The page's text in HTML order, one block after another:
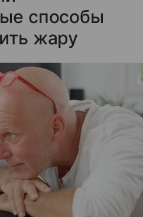
способы
жару